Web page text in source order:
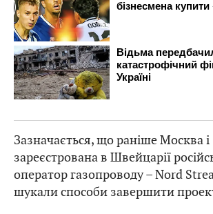
Зазначається, що раніше Москва і
зареєстрована в Швейцарії
оператор газопроводу – Nord
шукали способи завершити